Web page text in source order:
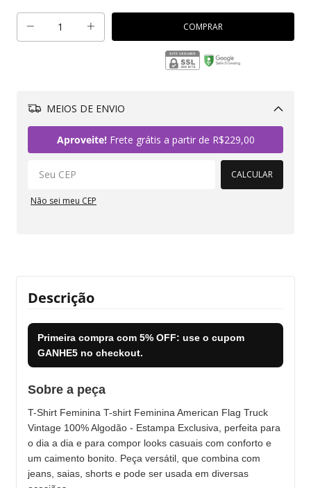
MEIOS DE ENVIO
Aproveite!Frete grátis a partir de R$229,00
CALCULAR
Não sei meu CEP
Descrição
Primeira compra com 5% OFF: use o cupom
GANHE5 no checkout.
Sobre a peça
T-Shirt Feminina T-shirt Feminina American Flag Truck
Vintage 100% Algodão - Estampa Exclusiva, perfeita para
o dia a dia e para compor looks casuais com conforto e
um caimento bonito. Peça versátil, que combina com
jeans, saias, shorts e pode ser usada em diversas